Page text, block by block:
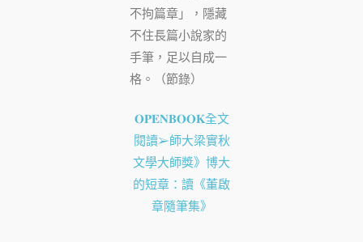
不拘篇章」，隱藏
不住長篇小說家的
手筆，足以自成一
格。（節錄）
𝐎𝐏𝐄𝐍𝐁𝐎𝐎𝐊全文
閱讀➢師大梁實秋
文學大師獎》博大
的短章：讀《董啟
章隨筆集》